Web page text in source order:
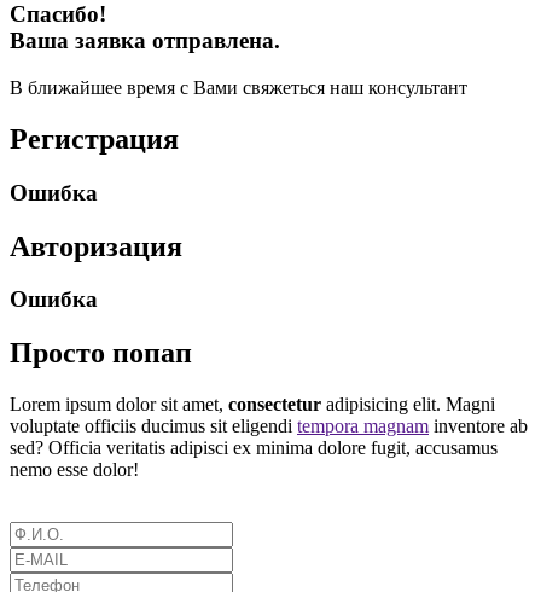
Спасибо!
Ваша заявка отправлена.
В ближайшее время с Вами свяжеться наш консультант
Регистрация
Ошибка
Авторизация
Ошибка
Просто попап
Lorem ipsum dolor sit amet, consectetur adipisicing elit. Magni
voluptate officiis ducimus sit eligendi tempora magnam inventore ab
sed? Officia veritatis adipisci ex minima dolore fugit, accusamus
nemo esse dolor!